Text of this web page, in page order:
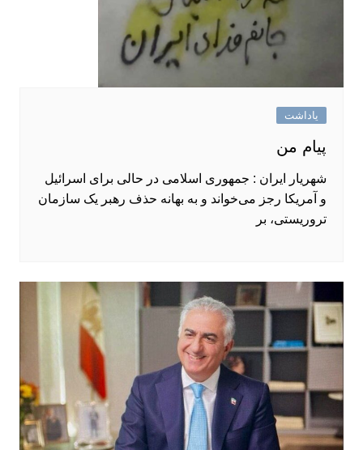
یاداشت
پیام من
شهریار ایران : جمهوری اسلامی در حالی برای اسرائیل
و آمریکا رجز می‌خواند و به بهانه حذف رهبر یک سازمان
تروریستی، بر